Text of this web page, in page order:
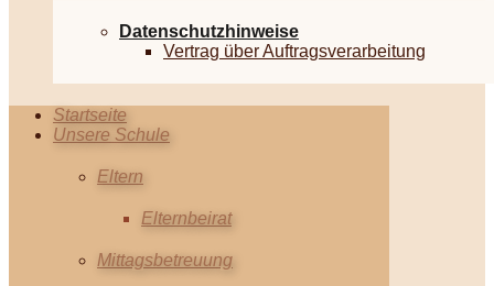
Datenschutzhinweise
Vertrag über Auftragsverarbeitung
Startseite
Unsere Schule
Eltern
Elternbeirat
Mittagsbetreuung